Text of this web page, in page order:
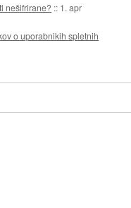
nešifrirane? :: 1. apr
o uporabnikih spletnih